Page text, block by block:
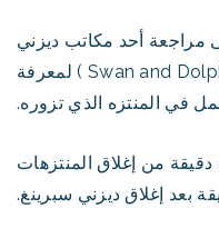
مراجعة أحد مكاتب ديزني
(الموجودة في ردهات جناحي Swan and Dolphin ) لمعرفة
في المنتزه الذي تزوره.
تستمر الحافلات في العمل بعد 45 دقيقة من إغلاق المنتزهات